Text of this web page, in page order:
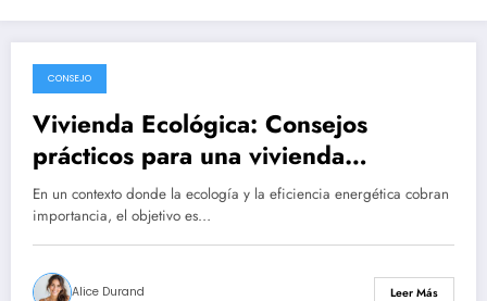
8 December 2025
CONSEJO
Vivienda Ecológica: Consejos
prácticos para una vivienda
económica y ecológica
En un contexto donde la ecología y la eficiencia energética cobran
importancia, el objetivo es…
Alice Durand Leer Más